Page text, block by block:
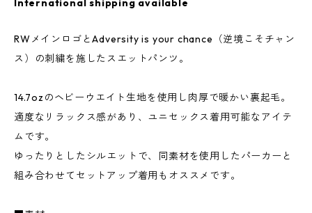
International shipping available
RWメインロゴとAdversity is your chance（逆境こそチャン
ス）の刺繍を施したスエットパンツ。
14.7ozのヘビーウエイト生地を使用し肉厚で暖かい裏起毛。
適度なリラックス感があり、ユニセックス着用可能なアイテ
ムです。
ゆったりとしたシルエットで、同素材を使用したパーカーと
組み合わせてセットアップ着用もオススメです。